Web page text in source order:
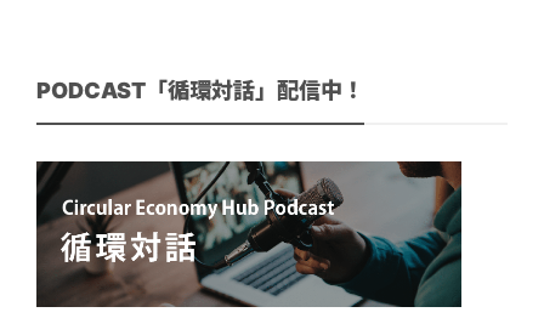
PODCAST「循環対話」配信中！